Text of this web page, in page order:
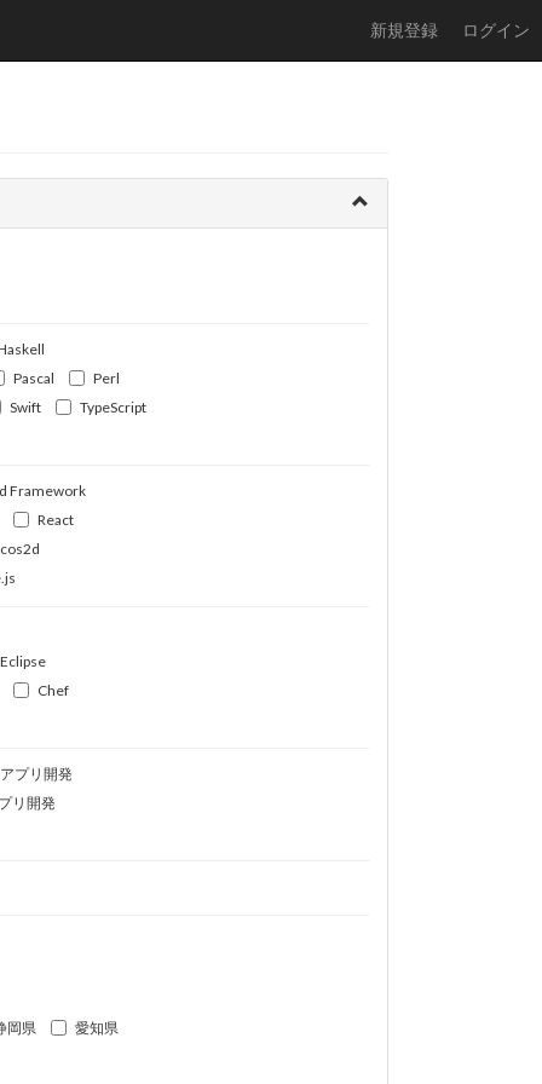
新規登録 ログイン
Pascal
Perl
Swift
TypeScript
Framework
React
Eclipse
Chef
プリ開発
リ開発
岡県
愛知県